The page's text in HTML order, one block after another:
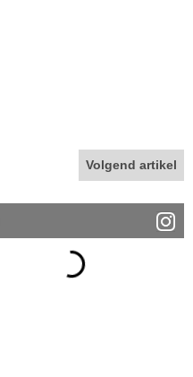
Volgend artikel